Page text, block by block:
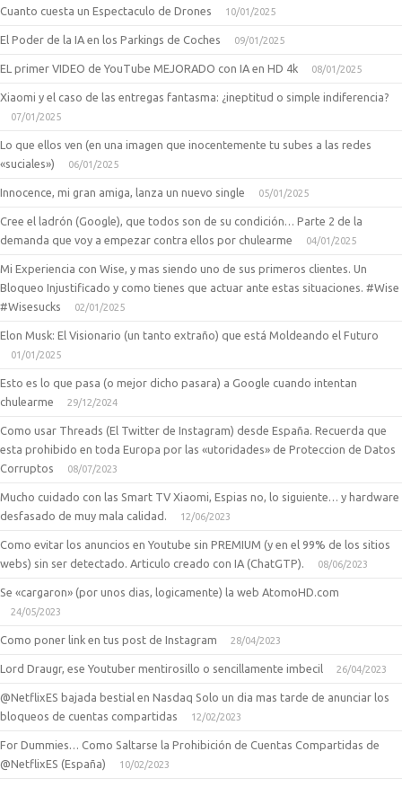
Cuanto cuesta un Espectaculo de Drones 10/01/2025
El Poder de la IA en los Parkings de Coches 09/01/2025
EL primer VIDEO de YouTube MEJORADO con IA en HD 4k 08/01/2025
Xiaomi y el caso de las entregas fantasma: ¿ineptitud o simple indiferencia?
07/01/2025
Lo que ellos ven (en una imagen que inocentemente tu subes a las redes
«suciales»)
06/01/2025
Innocence, mi gran amiga, lanza un nuevo single 05/01/2025
Cree el ladrón (Google), que todos son de su condición… Parte 2 de la
demanda que voy a empezar contra ellos por chulearme
04/01/2025
Mi Experiencia con Wise, y mas siendo uno de sus primeros clientes. Un
Bloqueo Injustificado y como tienes que actuar ante estas situaciones. #Wise
#Wisesucks
02/01/2025
Elon Musk: El Visionario (un tanto extraño) que está Moldeando el Futuro
01/01/2025
Esto es lo que pasa (o mejor dicho pasara) a Google cuando intentan
chulearme
29/12/2024
Como usar Threads (El Twitter de Instagram) desde España. Recuerda que
esta prohibido en toda Europa por las «utoridades» de Proteccion de Datos
Corruptos
08/07/2023
Mucho cuidado con las Smart TV Xiaomi, Espias no, lo siguiente… y hardware
desfasado de muy mala calidad.
12/06/2023
Como evitar los anuncios en Youtube sin PREMIUM (y en el 99% de los sitios
webs) sin ser detectado. Articulo creado con IA (ChatGTP).
08/06/2023
Se «cargaron» (por unos dias, logicamente) la web AtomoHD.com
24/05/2023
Como poner link en tus post de Instagram 28/04/2023
Lord Draugr, ese Youtuber mentirosillo o sencillamente imbecil 26/04/2023
@NetflixES bajada bestial en Nasdaq Solo un dia mas tarde de anunciar los
bloqueos de cuentas compartidas
12/02/2023
For Dummies… Como Saltarse la Prohibición de Cuentas Compartidas de
@NetflixES (España)
10/02/2023